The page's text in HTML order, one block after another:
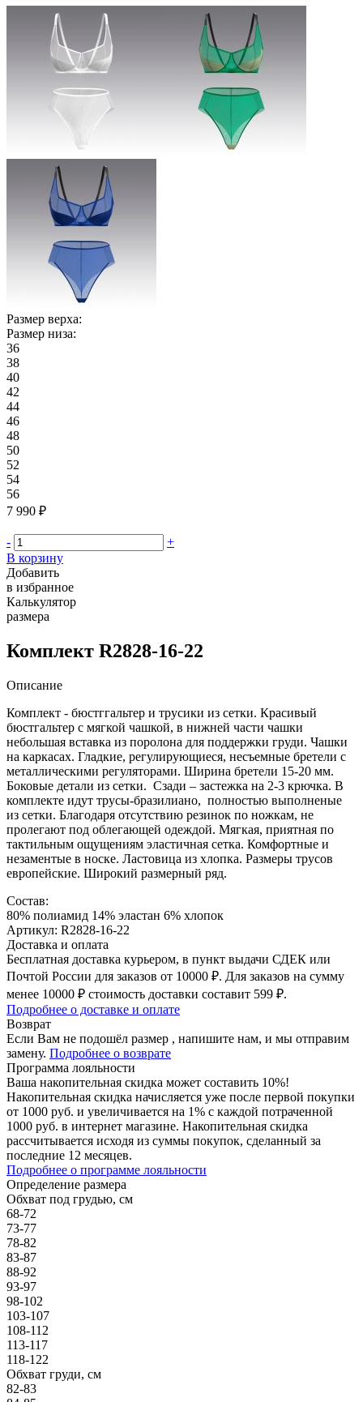
Размер верха:
Размер низа:
36
38
40
42
44
46
48
50
52
54
56
7 990 ₽
-
+
В корзину
Добавить
в избранное
Калькулятор
размера
Комплект R2828-16-22
Описание
Комплект - бюстггальтер и трусики из сетки. Красивый
бюстгальтер с мягкой чашкой, в нижней части чашки
небольшая вставка из поролона для поддержки груди. Чашки
на каркасах. Гладкие, регулирующиеся, несъемные бретели с
металлическими регуляторами. Ширина бретели 15-20 мм.
Боковые детали из сетки. Сзади – застежка на 2-3 крючка. В
комплекте идут трусы-бразилиано, полностью выполненые
из сетки. Благодаря отсутствию резинок по ножкам, не
пролегают под облегающей одеждой. Мягкая, приятная по
тактильным ощущениям эластичная сетка. Комфортные и
незаментые в носке. Ластовица из хлопка. Размеры трусов
европейские. Широкий размерный ряд.
Состав:
80% полиамид 14% эластан 6% хлопок
Артикул: R2828-16-22
Доставка и оплата
Бесплатная доставка курьером, в пункт выдачи СДЕК или
Почтой России для заказов от 10000 ₽. Для заказов на сумму
менее 10000 ₽ стоимость доставки составит 599 ₽.
Подробнее о доставке и оплате
Возврат
Если Вам не подошёл размер , напишите нам, и мы отправим
замену. Подробнее о возврате
Программа лояльности
Ваша накопительная скидка может составить 10%!
Накопительная скидка начисляется уже после первой покупки
от 1000 руб. и увеличивается на 1% с каждой потраченной
1000 руб. в интернет магазине. Накопительная скидка
рассчитывается исходя из суммы покупок, сделанный за
последние 12 месяцев.
Подробнее о программе лояльности
Определение размера
Обхват под грудью, см
68-72
73-77
78-82
83-87
88-92
93-97
98-102
103-107
108-112
113-117
118-122
Обхват груди, см
82-83